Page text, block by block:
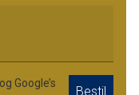
Google’s
Bestil